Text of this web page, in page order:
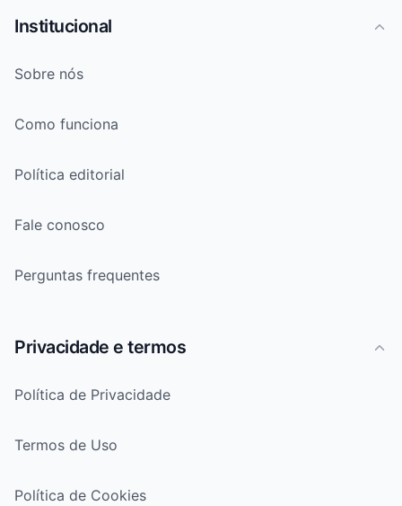
Institucional
Sobre nós
Como funciona
Política editorial
Fale conosco
Perguntas frequentes
Privacidade e termos
Política de Privacidade
Termos de Uso
Política de Cookies